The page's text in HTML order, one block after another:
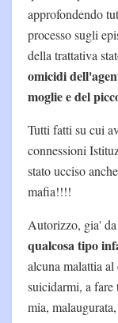
approfondendo
processo sugli
della trattativa
omicidi
moglie e del
Tutti fatti su cui
connessioni
stato ucciso
mafia!!!!
Autorizzo, gia' da
qualcosa tipo
alcuna malattia
suicidarmi, a fare
mia,